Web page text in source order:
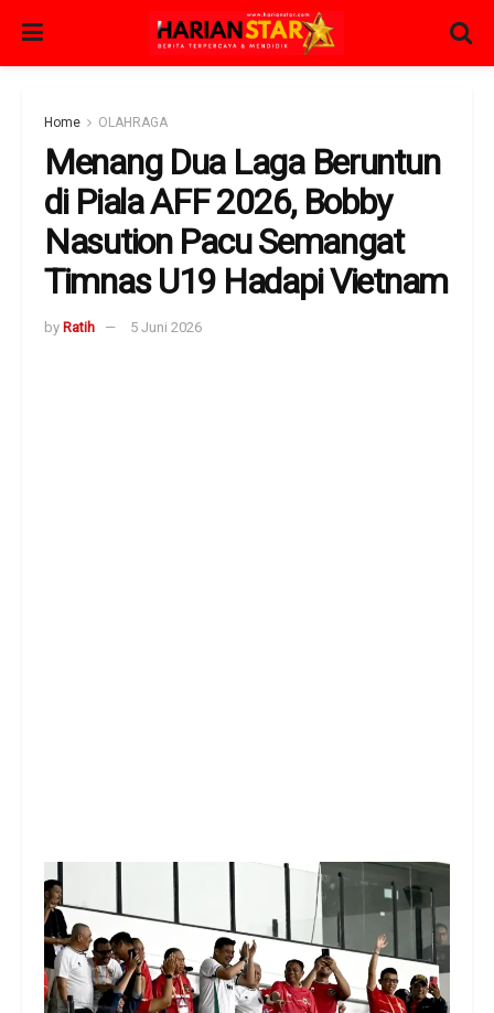
Home OLAHRAGA
Menang Dua Laga Beruntun
di Piala AFF 2026, Bobby
Nasution Pacu Semangat
Timnas U19 Hadapi Vietnam
by Ratih 5 Juni 2026